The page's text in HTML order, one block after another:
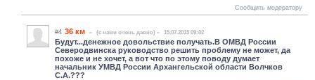
Сообщить модератору
#4 36 км (c нами очень давно) 15.07.2015 09:02
Будут...денежное довольствие получать.В ОМВД России
Северодвинска руководство решить проблему не может, да
похоже и не хочет, а вот что по этому поводу думает
начальник УМВД России Архангельской области Волчков
С.А.???